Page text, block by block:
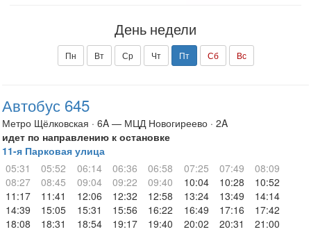
День недели
Пн Вт Ср Чт Пт Сб Вс
Автобус 645
Метро Щёлковская · 6A — МЦД Новогиреево · 2A
идет по направлению к остановке
11-я Парковая улица
05:31
05:52 06:14 06:36 06:58 07:25 07:49
08:09
08:27
08:45 09:04 09:22 09:40 10:04 10:28
10:52
11:17
11:41 12:06 12:32 12:58 13:24 13:49
14:14
14:39
15:05 15:31 15:56 16:22 16:49 17:16
17:42
18:08
18:31 18:54 19:17 19:40 20:02 20:31
21:00